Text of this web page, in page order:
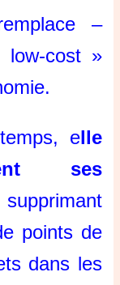
–
cost »
elle
ses
points de
dans les